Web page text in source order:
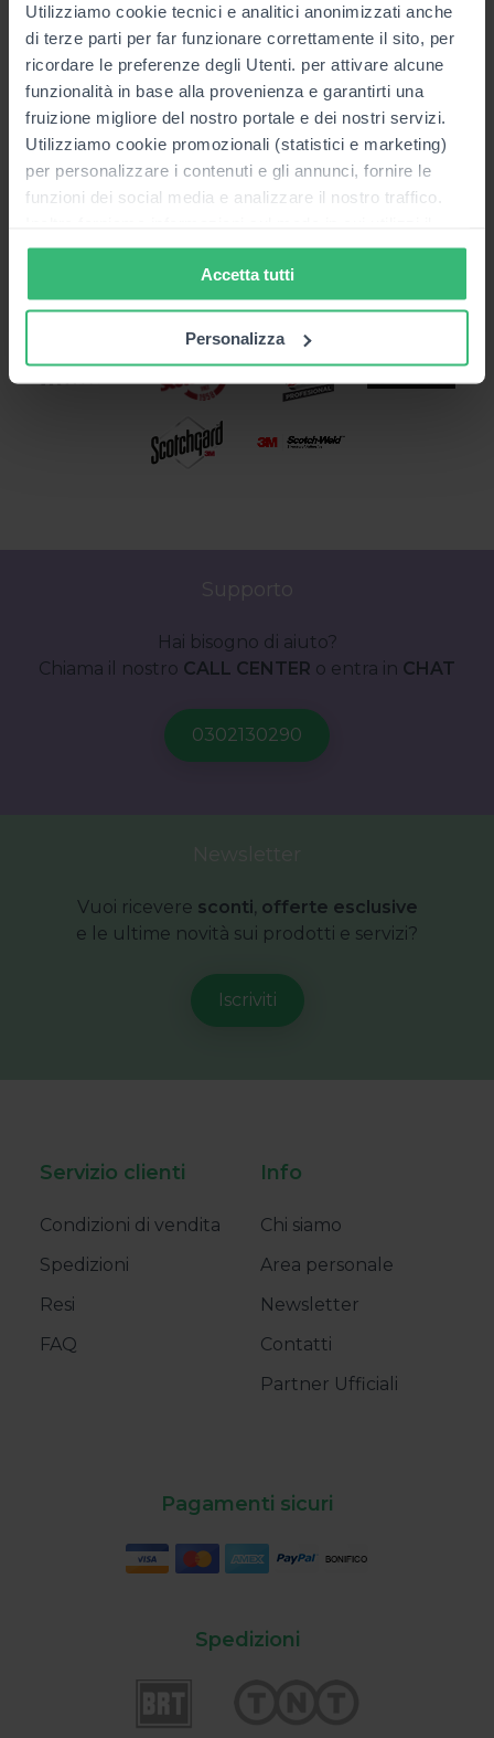
Utilizziamo cookie tecnici e analitici anonimizzati anche
di terze parti per far funzionare correttamente il sito, per
ricordare le preferenze degli Utenti. per attivare alcune
funzionalità in base alla provenienza e garantirti una
fruizione migliore del nostro portale e dei nostri servizi.
Utilizziamo cookie promozionali (statistici e marketing)
per personalizzare i contenuti e gli annunci, fornire le
funzioni dei social media e analizzare il nostro traffico.
nostro sito ai nostri partner che si occupano di analisi dei
dati web, pubblicità e social media, i quali potrebbero
combinarle con altre informazioni che hai fornito loro o
che hanno raccolto in base al tuo utilizzo dei loro servizi.
cookie potranno essere implementati ad esclusione di
sito. Cliccando su “ACCETTA TUTTI” invece accetterai di
implementare tutti i cookie. Chiudendo questo banner
Accetta tutti
Personalizza
corriere è rapido ed efficiente e la tracciabilità del
pacco è massima. Il corriere farà due tentativi di
consegna in altrettanti giorni diversi. In caso di
assenza da parte vostra, il pacco entrerà in giacenza
in attesa di contatto con il destinatario.
Partnership
Supporto
Hai bisogno di aiuto?
Chiama il nostro CALL CENTER o entra in CHAT
Vuoi ricevere sconti offerte esclusive
e le ultime novità sui prodotti e servizi?
Servizio clienti
Condizioni di vendita
Spedizioni
Resi
FAQ
Info
Chi siamo
Area personale
Newsletter
Contatti
Partner Ufficiali
Pagamenti sicuri
Spedizioni